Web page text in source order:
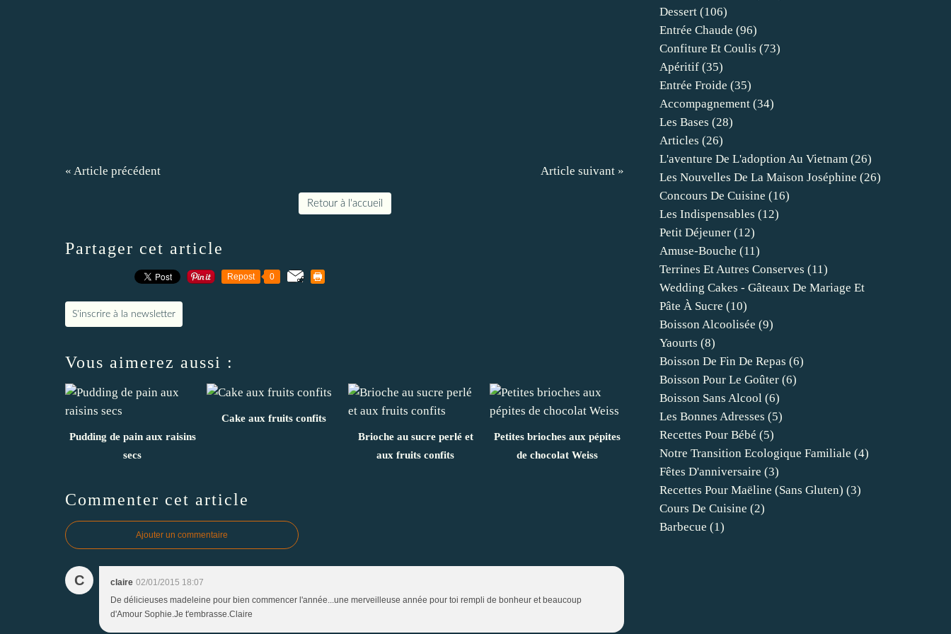
« Article précédent Article suivant »
Retour à l'accueil
Partager cet article
Repost 0
S'inscrire à la newsletter
Vous aimerez aussi :
Pudding de pain aux raisins
secs
Cake aux fruits confits
Brioche au sucre perlé et
aux fruits confits
Petites brioches aux pépites
de chocolat Weiss
Commenter cet article
Ajouter un commentaire
C claire 02/01/2015 18:07
De délicieuses madeleine pour bien commencer l'année...une merveilleuse année pour toi rempli de bonheur et beaucoup
d'Amour Sophie.Je t'embrasse.Claire
Dessert (106)
Entrée Chaude (96)
Confiture Et Coulis (73)
Apéritif (35)
Entrée Froide (35)
Accompagnement (34)
Les Bases (28)
Articles (26)
L'aventure De L'adoption Au Vietnam (26)
Les Nouvelles De La Maison Joséphine (26)
Concours De Cuisine (16)
Les Indispensables (12)
Petit Déjeuner (12)
Amuse-Bouche (11)
Terrines Et Autres Conserves (11)
Wedding Cakes - Gâteaux De Mariage Et
Pâte À Sucre (10)
Boisson Alcoolisée (9)
Yaourts (8)
Boisson De Fin De Repas (6)
Boisson Pour Le Goûter (6)
Boisson Sans Alcool (6)
Les Bonnes Adresses (5)
Recettes Pour Bébé (5)
Notre Transition Ecologique Familiale (4)
Fêtes D'anniversaire (3)
Recettes Pour Maëline (sans Gluten) (3)
Cours De Cuisine (2)
Barbecue (1)